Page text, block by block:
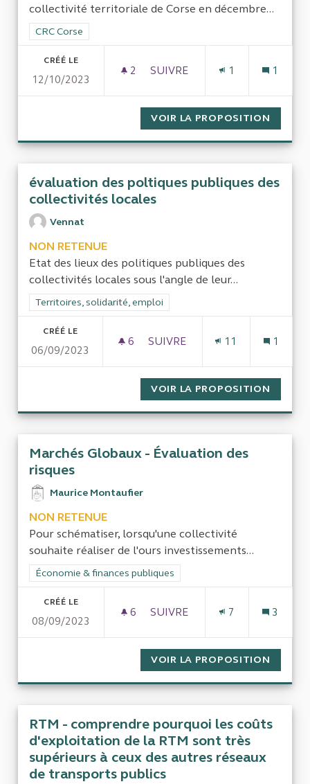
collectivité territoriale de Corse en décembre...
Filtrer les résultats de la catégorie : CRC Corse
CRC Corse
CRÉÉ LE
12/10/2023
2 2 ABONNÉS
SUIVRE
1 1
VOIR LA PROPOSITION
évaluation des poltiques publiques des
collectivités locales
Vennat
NON RETENUE
Etat des lieux des politiques publiques des
collectivités locales sous l'angle de leur...
Filtrer les résultats de la catégorie : Territoires, solidarité,
Territoires, solidarité, emploi
CRÉÉ LE
06/09/2023
6 6 ABONNÉS
SUIVRE
11 1
VOIR LA PROPOSITION
Marchés Globaux - Évaluation des
risques
Maurice Montaufier
NON RETENUE
Pour schématiser, lorsqu'une collectivité
souhaite réaliser de l'ours investissements...
Filtrer les résultats de la catégorie : Économie & finances
Économie & finances publiques
CRÉÉ LE
08/09/2023
6 6 ABONNÉS
SUIVRE
7 3
VOIR LA PROPOSITION
RTM - comprendre pourquoi les coûts
d'exploitation de la RTM sont très
supérieurs à ceux des autres réseaux
de transports publics